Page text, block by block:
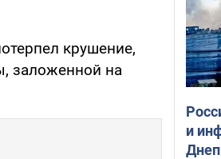
крушение,
заложенной на
и